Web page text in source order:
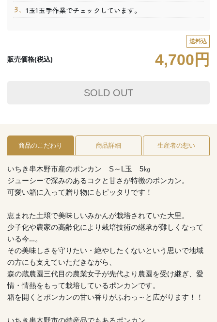
1玉1玉手作業でチェックしています。
送料込
販売価格(税込) 4,700円
SOLD OUT
商品のこだわり 商品詳細 生産者の想い
いちき串木野市産のポンカン S～L玉 5㎏
ジューシーで深みのあるコクと甘さが特徴のポンカン。
可愛い箱に入って贈り物にもピッタリです！
恵まれた土壌で美味しいみかんが栽培されていた大里。
少子化や農家の高齢化により栽培技術の継承が難しくなって
いる今...。
その美味しさを守りたい・絶やしたくないという思いで地域
の方にも支えていただきながら、
森の蔵農園三代目の農業女子が先代より農園を受け継ぎ、愛
情・情熱をもって栽培しているポンカンです。
箱を開くとポンカンの甘い香りがふわっ～と広がります！！
いちき串木野市の特産品でもあるポンカン。